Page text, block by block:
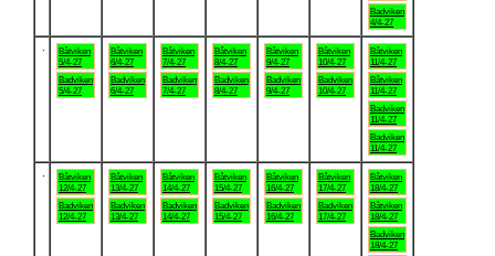
Badviken
4/4-27
Båtviken
5/4-27
Badviken
5/4-27
Båtviken
6/4-27
Badviken
6/4-27
Båtviken
7/4-27
Badviken
7/4-27
Båtviken
8/4-27
Badviken
8/4-27
Båtviken
9/4-27
Badviken
9/4-27
Båtviken
10/4-27
Badviken
10/4-27
Båtviken
11/4-27
Båtviken
11/4-27
Badviken
11/4-27
Badviken
11/4-27
Båtviken
12/4-27
Badviken
12/4-27
Båtviken
13/4-27
Badviken
13/4-27
Båtviken
14/4-27
Badviken
14/4-27
Båtviken
15/4-27
Badviken
15/4-27
Båtviken
16/4-27
Badviken
16/4-27
Båtviken
17/4-27
Badviken
17/4-27
Båtviken
18/4-27
Båtviken
18/4-27
Badviken
18/4-27